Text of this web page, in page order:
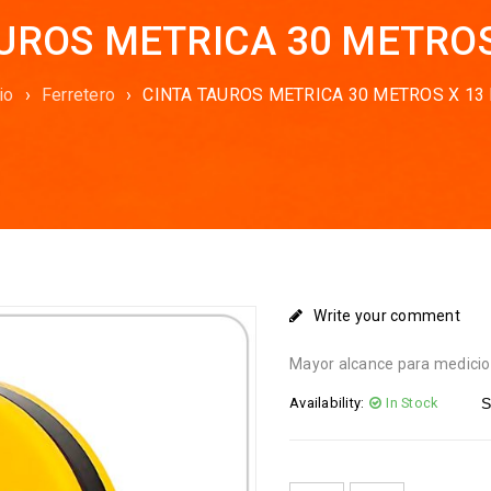
METRICA 30
› Ferretero › CINTA TAUROS METRICA 30 METROS X
Write your comment
Mayor alcance para
Availability: In Stock